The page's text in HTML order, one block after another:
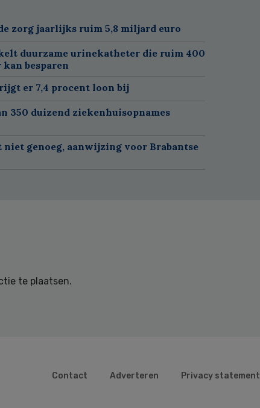
zorg jaarlijks ruim 5,8 miljard euro
duurzame urinekatheter die ruim 400
besparen
er 7,4 procent loon bij
350 duizend ziekenhuisopnames
genoeg, aanwijzing voor Brabantse
te plaatsen.
Contact Adverteren Privacy statement